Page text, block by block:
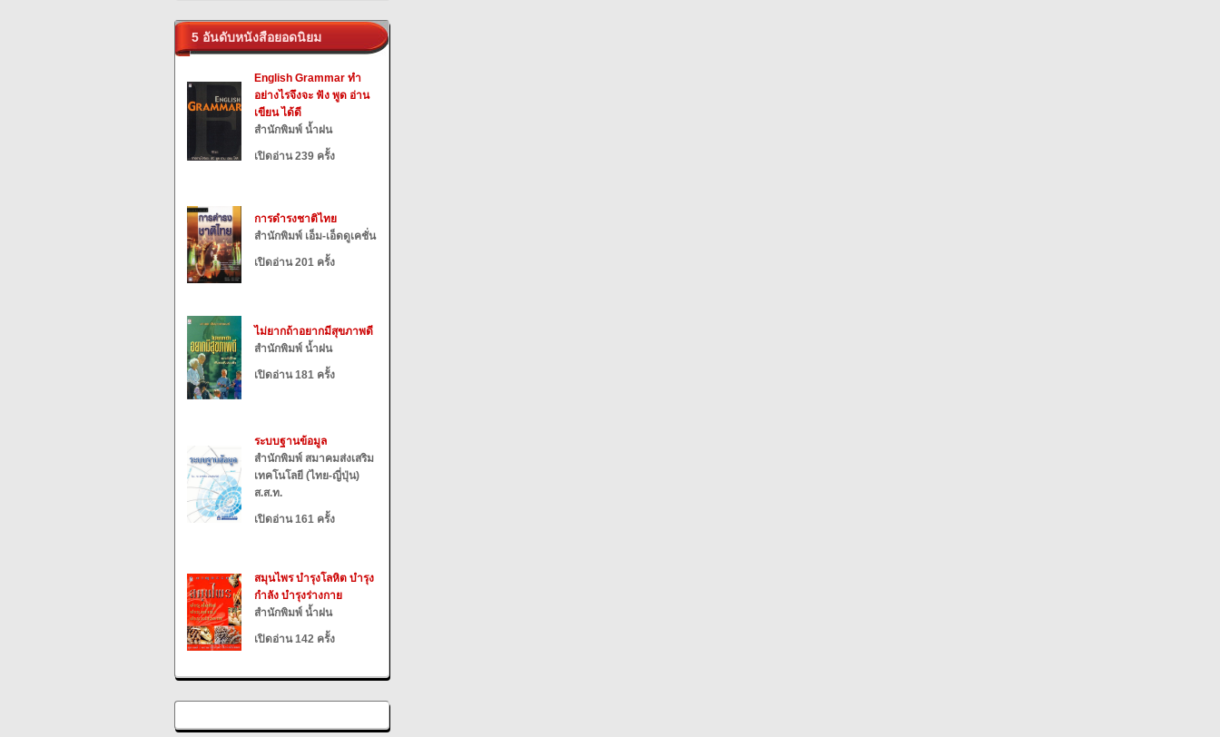
5 อันดับหนังสือยอดนิยม
English Grammar ทำ
อย่างไรจึงจะ ฟัง พูด อ่าน
เขียน ได้ดี
สำนักพิมพ์ น้ำฝน
เปิดอ่าน 239 ครั้ง
การดำรงชาติไทย
สำนักพิมพ์ เอ็ม-เอ็ดดูเคชั่น
เปิดอ่าน 201 ครั้ง
ไม่ยากถ้าอยากมีสุขภาพดี
สำนักพิมพ์ น้ำฝน
เปิดอ่าน 181 ครั้ง
ระบบฐานข้อมูล
สำนักพิมพ์ สมาคมส่งเสริม
เทคโนโลยี (ไทย-ญี่ปุ่น)
ส.ส.ท.
เปิดอ่าน 161 ครั้ง
สมุนไพร บำรุงโลหิต บำรุง
กำลัง บำรุงร่างกาย
สำนักพิมพ์ น้ำฝน
เปิดอ่าน 142 ครั้ง